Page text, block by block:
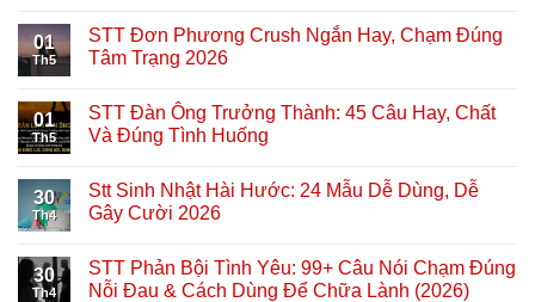
01
Th5
STT Đơn Phương Crush Ngắn Hay, Chạm Đúng
Tâm Trạng 2026
01
Th5
STT Đàn Ông Trưởng Thành: 45 Câu Hay, Chất
Và Đúng Tình Huống
30
Th4
Stt Sinh Nhật Hài Hước: 24 Mẫu Dễ Dùng, Dễ
Gây Cười 2026
30
Th4
STT Phản Bội Tình Yêu: 99+ Câu Nói Chạm Đúng
Nỗi Đau & Cách Dùng Để Chữa Lành (2026)